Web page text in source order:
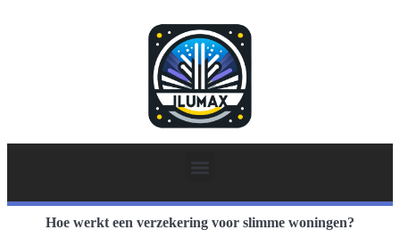
Hoe werkt een verzekering voor slimme woningen?